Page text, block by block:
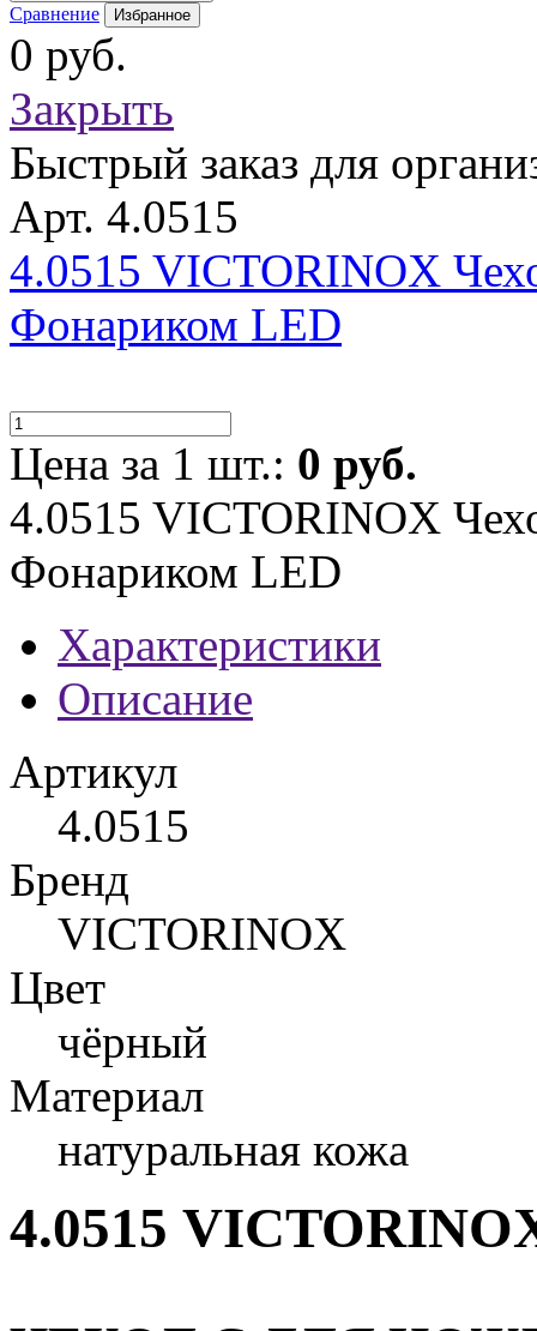
Сравнение Избранное
0 руб.
Закрыть
Быстрый заказ для
Арт. 4.0515
4.0515 VICTORINOX
Фонариком LED
Цена за 1 шт.: 0 руб.
4.0515 VICTORINOX
Фонариком LED
Характеристики
Описание
Артикул
4.0515
Бренд
VICTORINOX
Цвет
чёрный
Материал
натуральная кожа
4.0515